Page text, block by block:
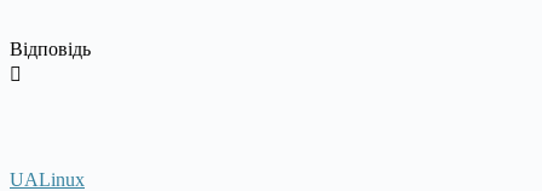
Відповідь
UALinux